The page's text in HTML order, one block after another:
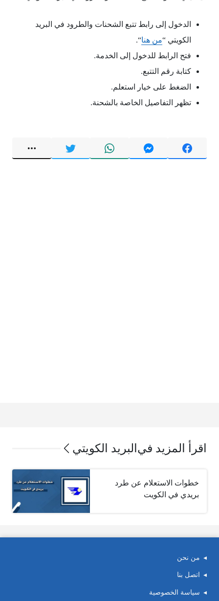
الدخول إلى رابط تتبع الشحنات والطرود في البريد
الكويتي “من هنا“.
فتح الرابط للدخول إلى الخدمة.
كتابة رقم التتبع.
الضغط على خيار استعلم.
تظهر التفاصيل الخاصة بالشحنة.
اقرأ المزيد في البريد الكويتي
خطوات الاستعلام عن طرد
بريدي في الكويت
من نحن
اتصل بنا
سياسة الخصوصية